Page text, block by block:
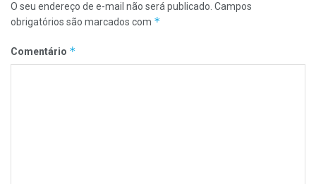
O seu endereço de e-mail não será publicado. Campos
obrigatórios são marcados com *
Comentário *